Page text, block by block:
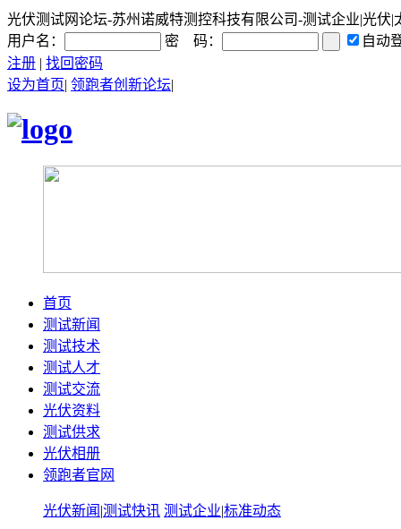
光伏测试网论坛-苏州诺威特测控科技有限公司-测试企业|光伏|
用户名：
密 码：
自动
注册 | 找回密码
设为首页| 领跑者创新论坛|
首页
测试新闻
测试技术
测试人才
测试交流
光伏资料
测试供求
光伏相册
领跑者官网
光伏新闻 |测试快讯 测试企业|标准动态